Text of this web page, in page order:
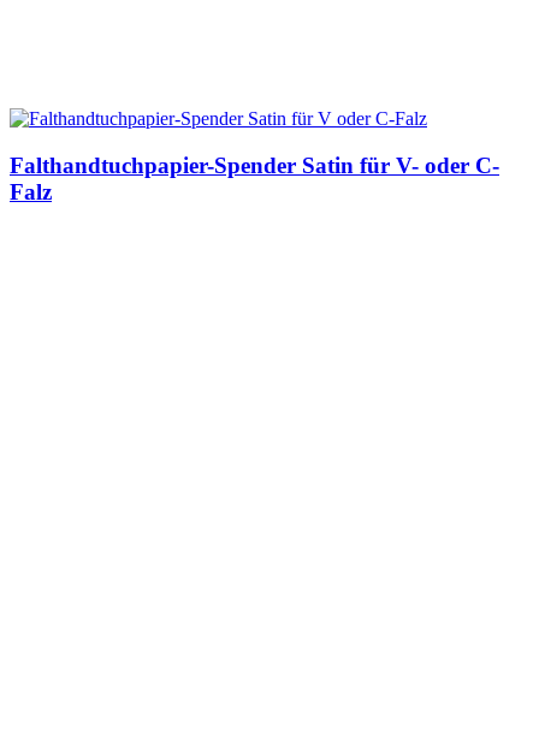
Falthandtuchpapier-Spender Satin für V- oder C-
Falz